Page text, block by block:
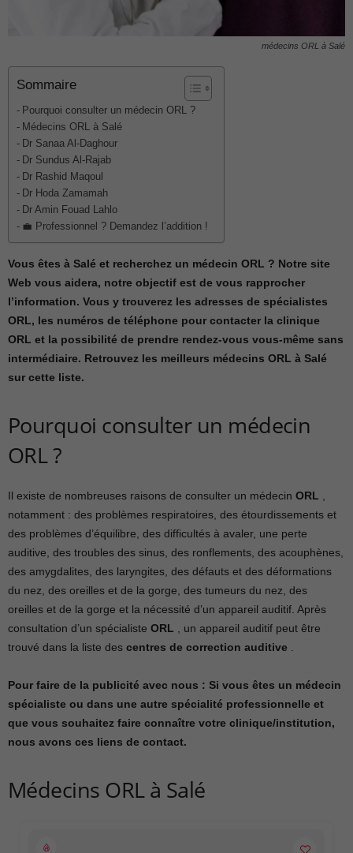
médecins ORL à Salé
Sommaire
Pourquoi consulter un médecin ORL ?
Médecins ORL à Salé
Dr Sanaa Al-Daghour
Dr Sundus Al-Rajab
Dr Rashid Maqoul
Dr Hoda Zamamah
Dr Amin Fouad Lahlo
💼 Professionnel ? Demandez l’addition !
Vous êtes à Salé et recherchez un médecin ORL ? Notre site
Web vous aidera, notre objectif est de vous rapprocher
l’information. Vous y trouverez les adresses de spécialistes
ORL, les numéros de téléphone pour contacter la clinique
ORL et la possibilité de prendre rendez-vous vous-même sans
intermédiaire. Retrouvez les meilleurs médecins ORL à Salé
sur cette liste.
Pourquoi consulter un médecin
ORL ?
Il existe de nombreuses raisons de consulter un médecin ORL
notamment : des problèmes respiratoires, des étourdissements et
des problèmes d’équilibre, des difficultés à avaler, une perte
auditive, des troubles des sinus, des ronflements, des acouphènes,
des amygdalites, des laryngites, des défauts et des déformations
du nez, des oreilles et de la gorge, des tumeurs du nez, des
oreilles et de la gorge et la nécessité d’un appareil auditif. Après
consultation d’un spécialiste ORL , un appareil auditif peut être
trouvé dans la liste des centres de correction auditive
Pour faire de la publicité avec nous : Si vous êtes un médecin
spécialiste ou dans une autre spécialité professionnelle et
que vous souhaitez faire connaître votre clinique/institution,
nous avons ces liens de contact.
Médecins ORL à Salé